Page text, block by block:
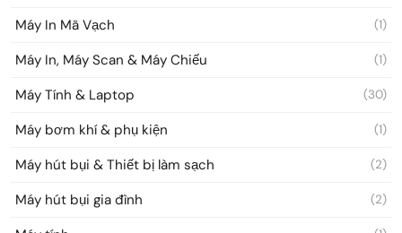
Máy In Mã Vạch (1)
Máy In, Máy Scan & Máy Chiếu (1)
Máy Tính & Laptop (30)
Máy bơm khí & phụ kiện (1)
Máy hút bụi & Thiết bị làm sạch (2)
Máy hút bụi gia đình (2)